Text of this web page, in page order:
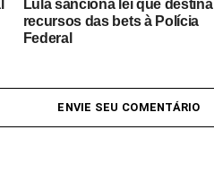
Lula sanciona lei que destina
recursos das bets à Polícia
Federal
ENVIE SEU COMENTÁRIO